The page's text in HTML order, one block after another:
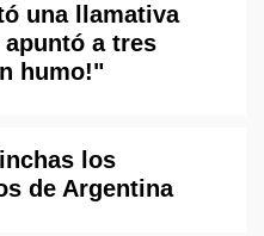
una llamativa
a tres
humo!"
los
de Argentina